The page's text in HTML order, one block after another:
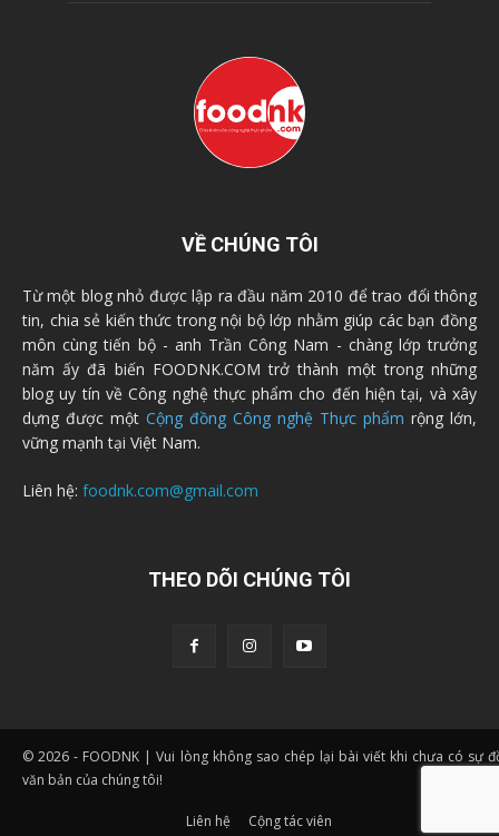
VỀ CHÚNG TÔI
Từ một blog nhỏ được lập ra đầu năm 2010 để trao đổi thông
tin, chia sẻ kiến thức trong nội bộ lớp nhằm giúp các bạn đồng
môn cùng tiến bộ - anh Trần Công Nam - chàng lớp trưởng
năm ấy đã biến FOODNK.COM trở thành một trong những
blog uy tín về Công nghệ thực phẩm cho đến hiện tại, và xây
dựng được một Cộng đồng Công nghệ Thực phẩm rộng lớn,
vững mạnh tại Việt Nam.
Liên hệ: foodnk.com@gmail.com
THEO DÕI CHÚNG TÔI
© 2026 - FOODNK | Vui lòng không sao chép lại bài viết khi chưa có sự
văn bản của chúng tôi!
Liên hệ Cộng tác viên